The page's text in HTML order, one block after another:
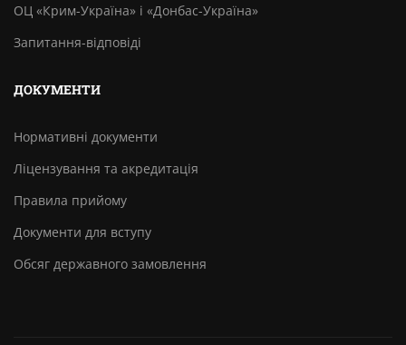
ОЦ «Крим-Україна» і «Донбас-Україна»
Запитання-відповіді
ДОКУМЕНТИ
Нормативні документи
Ліцензування та акредитація
Правила прийому
Документи для вступу
Обсяг державного замовлення